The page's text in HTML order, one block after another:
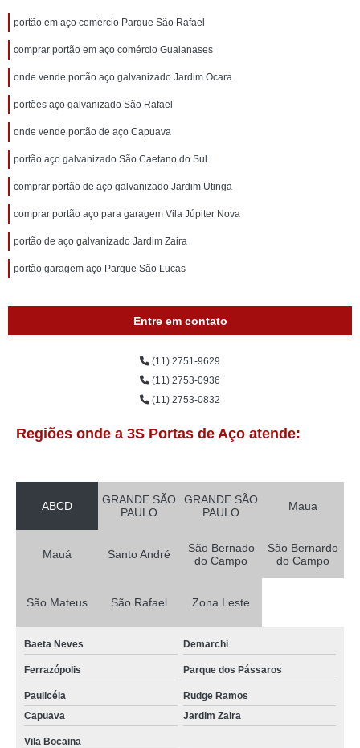
portão em aço comércio Parque São Rafael
comprar portão em aço comércio Guaianases
onde vende portão aço galvanizado Jardim Ocara
portões aço galvanizado São Rafael
onde vende portão de aço Capuava
portão aço galvanizado São Caetano do Sul
comprar portão de aço galvanizado Jardim Utinga
comprar portão aço para garagem Vila Júpiter Nova
portão de aço galvanizado Jardim Zaira
portão garagem aço Parque São Lucas
Entre em contato
(11) 2751-9629
(11) 2753-0936
(11) 2753-0832
Regiões onde a 3S Portas de Aço atende:
ABCD
GRANDE SÃO
PAULO
GRANDE SÃO
PAULO
Maua
Mauá Santo André
São Bernado
do Campo
São Bernardo
do Campo
São Mateus São Rafael Zona Leste
Baeta Neves Demarchi
Ferrazópolis Parque dos Pássaros
Paulicéia
Rudge Ramos
Capuava
Jardim Zaira
Vila Bocaina